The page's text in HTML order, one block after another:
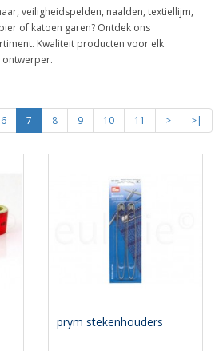
veiligheidspelden, naalden, textiellijm,
of katoen garen? Ontdek ons
Kwaliteit producten voor elk
6 7 8 9 10 11 > >|
prym stekenhouders